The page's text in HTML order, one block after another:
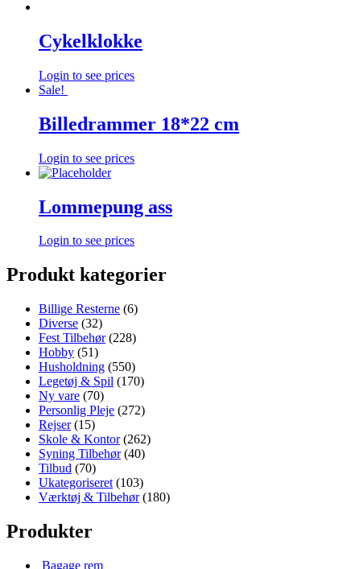
Cykelklokke
Login to see prices
Sale!
Billedrammer 18*22 cm
Login to see prices
Lommepung ass
Login to see prices
Produkt kategorier
Billige Resterne (6)
Diverse (32)
Fest Tilbehør (228)
Hobby (51)
Husholdning (550)
Legetøj & Spil (170)
Ny vare (70)
Personlig Pleje (272)
Rejser (15)
Skole & Kontor (262)
Syning Tilbehør (40)
Tilbud (70)
Ukategoriseret (103)
Værktøj & Tilbehør (180)
Produkter
Bagage rem